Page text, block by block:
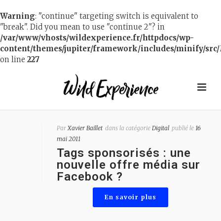
Warning: "continue" targeting switch is equivalent to
"break". Did you mean to use "continue 2"? in
/var/www/vhosts/wildexperience.fr/httpdocs/wp-
content/themes/jupiter/framework/includes/minify/
on line 227
Par Xavier Baillet dans la catégorie Digital publié le 16
mai 2011
Tags sponsorisés : une
nouvelle offre média sur
Facebook ?
En savoir plus